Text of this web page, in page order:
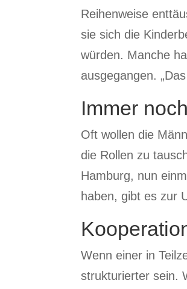
Reihenweise
sie sich die
würden. Manche
ausgegangen.
Immer
Oft wollen die
die Rollen zu
Hamburg, nun
haben, gibt es zur
Wenn einer in
strukturierter sein.